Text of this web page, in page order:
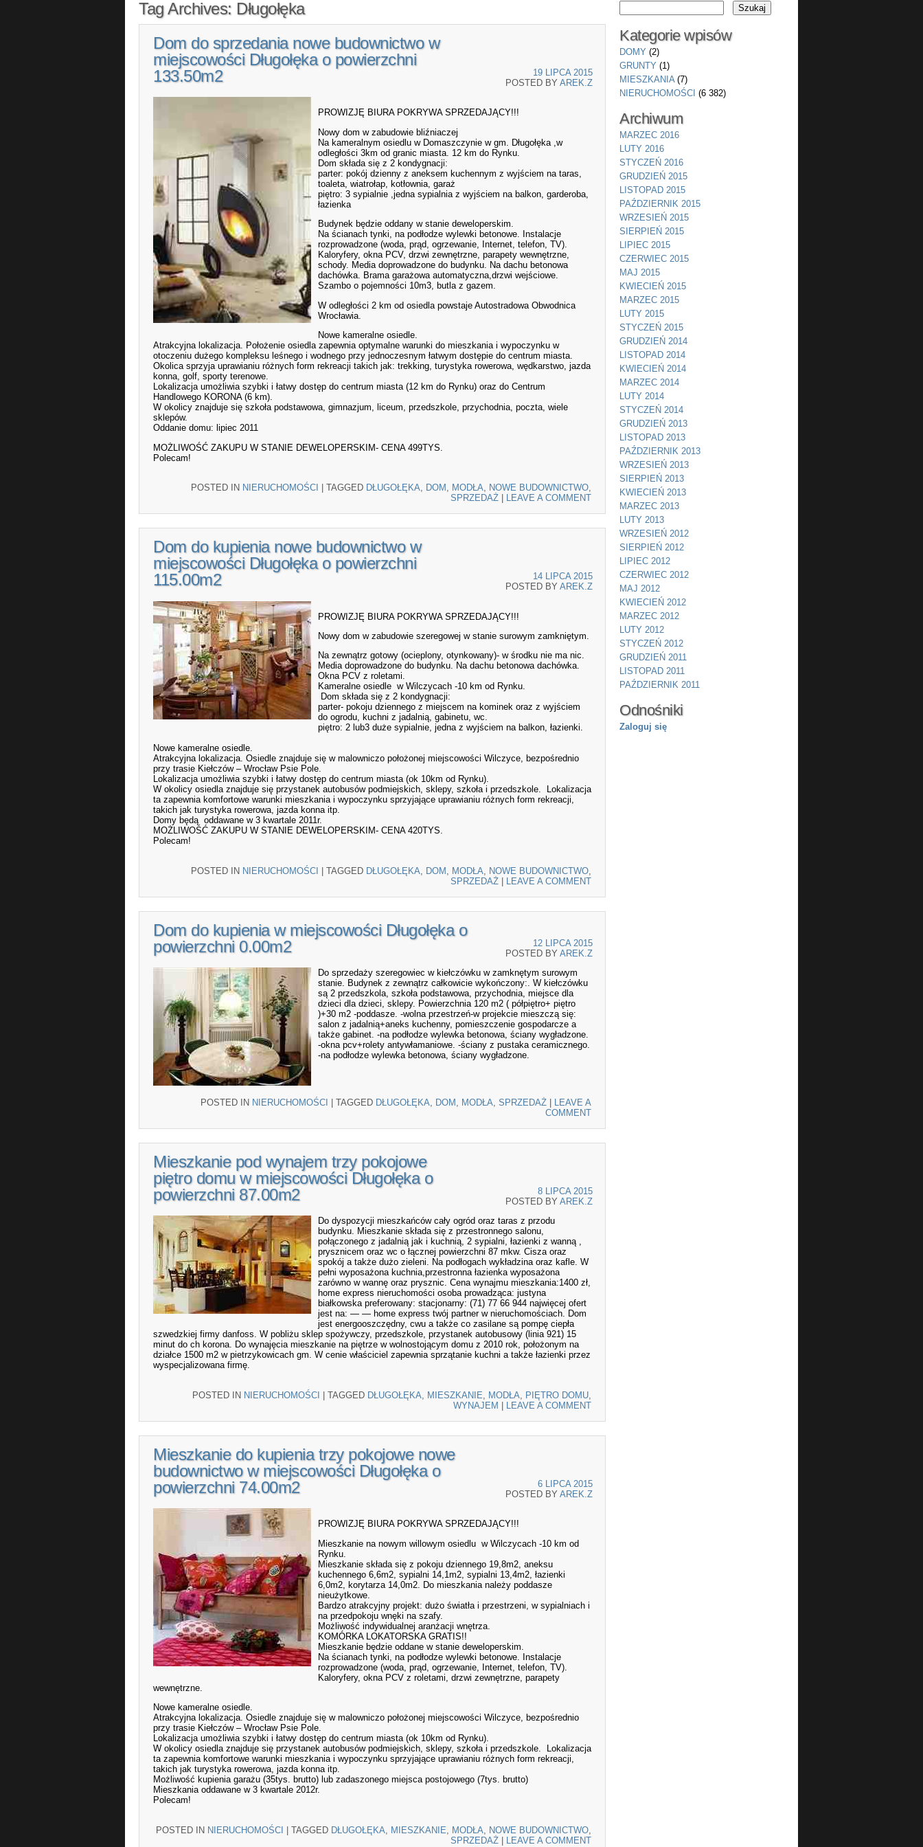
Tag Archives: Długołęka
Dom do sprzedania nowe budownictwo w
miejscowości Długołęka o powierzchni
133.50m2
19 LIPCA 2015
POSTED BY AREK.Z
PROWIZJĘ BIURA POKRYWA SPRZEDAJĄCY!!!
Nowy dom w zabudowie bliźniaczej
Na kameralnym osiedlu w Domaszczynie w gm. Długołęka ,w
odległości 3km od granic miasta. 12 km do Rynku.
Dom składa się z 2 kondygnacji:
parter: pokój dzienny z aneksem kuchennym z wyjściem na taras,
toaleta, wiatrołap, kotłownia, garaż
piętro: 3 sypialnie ,jedna sypialnia z wyjściem na balkon, garderoba,
łazienka
Budynek będzie oddany w stanie deweloperskim.
Na ścianach tynki, na podłodze wylewki betonowe. Instalacje
rozprowadzone (woda, prąd, ogrzewanie, Internet, telefon, TV).
Kaloryfery, okna PCV, drzwi zewnętrzne, parapety wewnętrzne,
schody. Media doprowadzone do budynku. Na dachu betonowa
dachówka. Brama garażowa automatyczna,drzwi wejściowe.
Szambo o pojemności 10m3, butla z gazem.
W odległości 2 km od osiedla powstaje Autostradowa Obwodnica
Wrocławia.
Nowe kameralne osiedle.
Atrakcyjna lokalizacja. Położenie osiedla zapewnia optymalne warunki do mieszkania i wypoczynku w
otoczeniu dużego kompleksu leśnego i wodnego przy jednoczesnym łatwym dostępie do centrum miasta.
Okolica sprzyja uprawianiu różnych form rekreacji takich jak: trekking, turystyka rowerowa, wędkarstwo, jazda
konna, golf, sporty terenowe.
Lokalizacja umożliwia szybki i łatwy dostęp do centrum miasta (12 km do Rynku) oraz do Centrum
Handlowego KORONA (6 km).
W okolicy znajduje się szkoła podstawowa, gimnazjum, liceum, przedszkole, przychodnia, poczta, wiele
sklepów.
Oddanie domu: lipiec 2011
MOŻLIWOŚĆ ZAKUPU W STANIE DEWELOPERSKIM- CENA 499TYS.
Polecam!
POSTED IN NIERUCHOMOŚCI TAGGED DŁUGOŁĘKA, DOM , MODŁA, NOWE BUDOWNICTWO,
SPRZEDAŻ
LEAVE A COMMENT
Dom do kupienia nowe budownictwo w
miejscowości Długołęka o powierzchni
115.00m2
14 LIPCA 2015
POSTED BY AREK.Z
PROWIZJĘ BIURA POKRYWA SPRZEDAJĄCY!!!
Nowy dom w zabudowie szeregowej w stanie surowym zamkniętym.
Na zewnątrz gotowy (ocieplony, otynkowany)- w środku nie ma nic.
Media doprowadzone do budynku. Na dachu betonowa dachówka.
Okna PCV z roletami.
Kameralne osiedle w Wilczycach -10 km od Rynku.
Dom składa się z 2 kondygnacji:
parter- pokoju dziennego z miejscem na kominek oraz z wyjściem
do ogrodu, kuchni z jadalnią, gabinetu, wc.
piętro: 2 lub3 duże sypialnie, jedna z wyjściem na balkon, łazienki.
Nowe kameralne osiedle.
Atrakcyjna lokalizacja. Osiedle znajduje się w malowniczo położonej miejscowości Wilczyce, bezpośrednio
przy trasie Kiełczów – Wrocław Psie Pole.
Lokalizacja umożliwia szybki i łatwy dostęp do centrum miasta (ok 10km od Rynku).
W okolicy osiedla znajduje się przystanek autobusów podmiejskich, sklepy, szkoła i przedszkole. Lokalizacja
ta zapewnia komfortowe warunki mieszkania i wypoczynku sprzyjające uprawianiu różnych form rekreacji,
takich jak turystyka rowerowa, jazda konna itp.
Domy będą oddawane w 3 kwartale 2011r.
MOŻLIWOŚĆ ZAKUPU W STANIE DEWELOPERSKIM- CENA 420TYS.
Polecam!
POSTED IN NIERUCHOMOŚCI TAGGED DŁUGOŁĘKA DOM MODŁA NOWE BUDOWNICTWO
SPRZEDAŻ
LEAVE A COMMENT
Dom do kupienia w miejscowości Długołęka o
powierzchni 0.00m2
12 LIPCA 2015
POSTED BY AREK.Z
Do sprzedaży szeregowiec w kiełczówku w zamknętym surowym
stanie. Budynek z zewnątrz całkowicie wykończony:. W kiełczówku
są 2 przedszkola, szkoła podstawowa, przychodnia, miejsce dla
dzieci dla dzieci, sklepy. Powierzchnia 120 m2 ( półpiętro+ piętro
)+30 m2 -poddasze. -wolna przestrzeń-w projekcie mieszczą się:
salon z jadalnią+aneks kuchenny, pomieszczenie gospodarcze a
także gabinet. -na podłodze wylewka betonowa, ściany wygładzone.
-okna pcv+rolety antywłamaniowe. -ściany z pustaka ceramicznego.
-na podłodze wylewka betonowa, ściany wygładzone.
POSTED IN NIERUCHOMOŚCI TAGGED DŁUGOŁĘKA DOM MODŁA SPRZEDAŻ
LEAVE A
COMMENT
Mieszkanie pod wynajem trzy pokojowe
piętro domu w miejscowości Długołęka o
powierzchni 87.00m2
8 LIPCA 2015
POSTED BY AREK.Z
Do dyspozycji mieszkańców cały ogród oraz taras z przodu
budynku. Mieszkanie składa się z przestronnego salonu,
połączonego z jadalnią jak i kuchnią, 2 sypialni, łazienki z wanną ,
prysznicem oraz wc o łącznej powierzchni 87 mkw. Cisza oraz
spokój a także dużo zieleni. Na podłogach wykładzina oraz kafle. W
pełni wyposażona kuchnia,przestronna łazienka wyposażona
zarówno w wannę oraz prysznic. Cena wynajmu mieszkania:1400 zł,
home express nieruchomości osoba prowadząca: justyna
białkowska preferowany: stacjonarny: (71) 77 66 944 najwięcej ofert
jest na: — — home express twój partner w nieruchomościach. Dom
jest energooszczędny, cwu a także co zasilane są pompę ciepła
szwedzkiej firmy danfoss. W pobliżu sklep spożywczy, przedszkole, przystanek autobusowy (linia 921) 15
minut do ch korona. Do wynajęcia mieszkanie na piętrze w wolnostojącym domu z 2010 rok, położonym na
działce 1500 m2 w pietrzykowicach gm. W cenie właściciel zapewnia sprzątanie kuchni a także łazienki przez
wyspecjalizowana firmę.
POSTED IN NIERUCHOMOŚCI TAGGED DŁUGOŁĘKA MIESZKANIE MODŁA PIĘTRO DOMU
WYNAJEM
LEAVE A COMMENT
Mieszkanie do kupienia trzy pokojowe nowe
budownictwo w miejscowości Długołęka o
powierzchni 74.00m2
6 LIPCA 2015
POSTED BY AREK.Z
PROWIZJĘ BIURA POKRYWA SPRZEDAJĄCY!!!
Mieszkanie na nowym willowym osiedlu w Wilczycach -10 km od
Rynku.
Mieszkanie składa się z pokoju dziennego 19,8m2, aneksu
kuchennego 6,6m2, sypialni 14,1m2, sypialni 13,4m2, łazienki
6,0m2, korytarza 14,0m2. Do mieszkania należy poddasze
nieużytkowe.
Bardzo atrakcyjny projekt: dużo światła i przestrzeni, w sypialniach i
na przedpokoju wnęki na szafy.
Możliwość indywidualnej aranżacji wnętrza.
KOMÓRKA LOKATORSKA GRATIS!!
Mieszkanie będzie oddane w stanie deweloperskim.
Na ścianach tynki, na podłodze wylewki betonowe. Instalacje
rozprowadzone (woda, prąd, ogrzewanie, Internet, telefon, TV).
Kaloryfery, okna PCV z roletami, drzwi zewnętrzne, parapety
wewnętrzne.
Nowe kameralne osiedle.
Atrakcyjna lokalizacja. Osiedle znajduje się w malowniczo położonej miejscowości Wilczyce, bezpośrednio
przy trasie Kiełczów – Wrocław Psie Pole.
Lokalizacja umożliwia szybki i łatwy dostęp do centrum miasta (ok 10km od Rynku).
W okolicy osiedla znajduje się przystanek autobusów podmiejskich, sklepy, szkoła i przedszkole. Lokalizacja
ta zapewnia komfortowe warunki mieszkania i wypoczynku sprzyjające uprawianiu różnych form rekreacji,
takich jak turystyka rowerowa, jazda konna itp.
Możliwość kupienia garażu (35tys. brutto) lub zadaszonego miejsca postojowego (7tys. brutto)
Mieszkania oddawane w 3 kwartale 2012r.
Polecam!
POSTED IN NIERUCHOMOŚCI | TAGGED DŁUGOŁĘKA MIESZKANIE MODŁA NOWE BUDOWNICTWO
SPRZEDAŻ | LEAVE A COMMENT
Kategorie wpisów
DOMY (2)
GRUNTY (1)
MIESZKANIA(7)
NIERUCHOMOŚCI (6 382)
Archiwum
MARZEC 2016
LUTY 2016
STYCZEŃ 2016
GRUDZIEŃ 2015
LISTOPAD 2015
PAŹDZIERNIK 2015
WRZESIEŃ 2015
SIERPIEŃ 2015
LIPIEC 2015
CZERWIEC 2015
MAJ 2015
KWIECIEŃ 2015
MARZEC 2015
LUTY 2015
STYCZEŃ 2015
GRUDZIEŃ 2014
LISTOPAD 2014
KWIECIEŃ 2014
MARZEC 2014
LUTY 2014
STYCZEŃ 2014
GRUDZIEŃ 2013
LISTOPAD 2013
PAŹDZIERNIK 2013
WRZESIEŃ 2013
SIERPIEŃ 2013
KWIECIEŃ 2013
MARZEC 2013
LUTY 2013
WRZESIEŃ 2012
SIERPIEŃ 2012
LIPIEC 2012
CZERWIEC 2012
MAJ 2012
KWIECIEŃ 2012
MARZEC 2012
LUTY 2012
STYCZEŃ 2012
GRUDZIEŃ 2011
LISTOPAD 2011
PAŹDZIERNIK 2011
Odnośniki
Zaloguj się